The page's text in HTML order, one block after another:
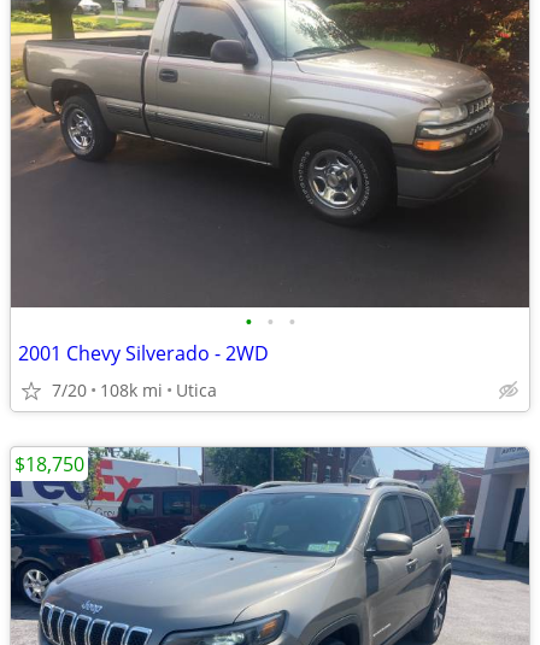
• • •
2001 Chevy Silverado - 2WD
7/20 108k mi Utica
$18,750